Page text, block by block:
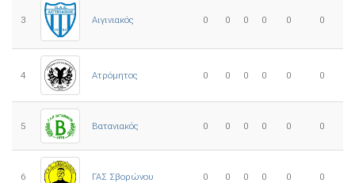
3 Αιγινιακός 0 0 0 0 0 0
4 Ατρόμητος 0 0 0 0 0 0
5 Βατανιακός 0 0 0 0 0 0
6 ΓΑΣ Σβορώνου 0 0 0 0 0 0